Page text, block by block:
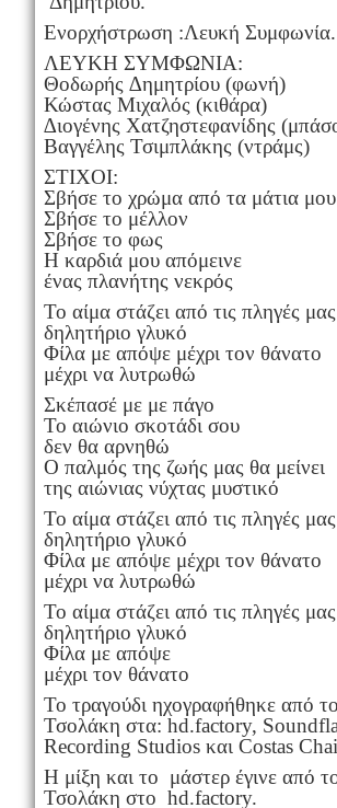
Ενορχήστρωση :Λευκή Συμφωνία.
ΛΕΥΚΗ ΣΥΜΦΩΝΙΑ:
Θοδωρής ∆ημητρίου (φωνή)
Κώστας Μιχαλός (κιθάρα)
∆ιογένης Χατζηστεφανίδης
Βαγγέλης Τσιμπλάκης (ντράμς)
ΣΤΙΧΟΙ:
Σβήσε το χρώμα από τα μάτια μου
Σβήσε το μέλλον
Σβήσε το φως
Η καρδιά μου απόμεινε
ένας πλανήτης νεκρός
Το αίμα στάζει από τις πληγές μας
δηλητήριο γλυκό
Φίλα με απόψε μέχρι τον θάνατο
μέχρι να λυτρωθώ
Σκέπασέ με με πάγο
Το αιώνιο σκοτάδι σου
δεν θα αρνηθώ
Ο παλμός της ζωής μας θα μείνει
της αιώνιας νύχτας μυστικό
Το αίμα στάζει από τις πληγές μας
δηλητήριο γλυκό
Φίλα με απόψε μέχρι τον θάνατο
μέχρι να λυτρωθώ
Το αίμα στάζει από τις πληγές μας
δηλητήριο γλυκό
Φίλα με απόψε
μέχρι τον θάνατο
Το τραγούδι ηχογραφήθηκε από
Τσολάκη στα: hd.factory,
Recording Studios και Costas
Η μίξη και το μάστερ έγινε από
Τσολάκη στο hd.factory.